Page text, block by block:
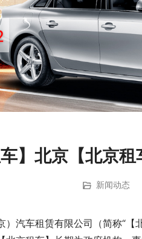
车】北京【北京
新闻动态
）汽车租赁有限公司（简称“